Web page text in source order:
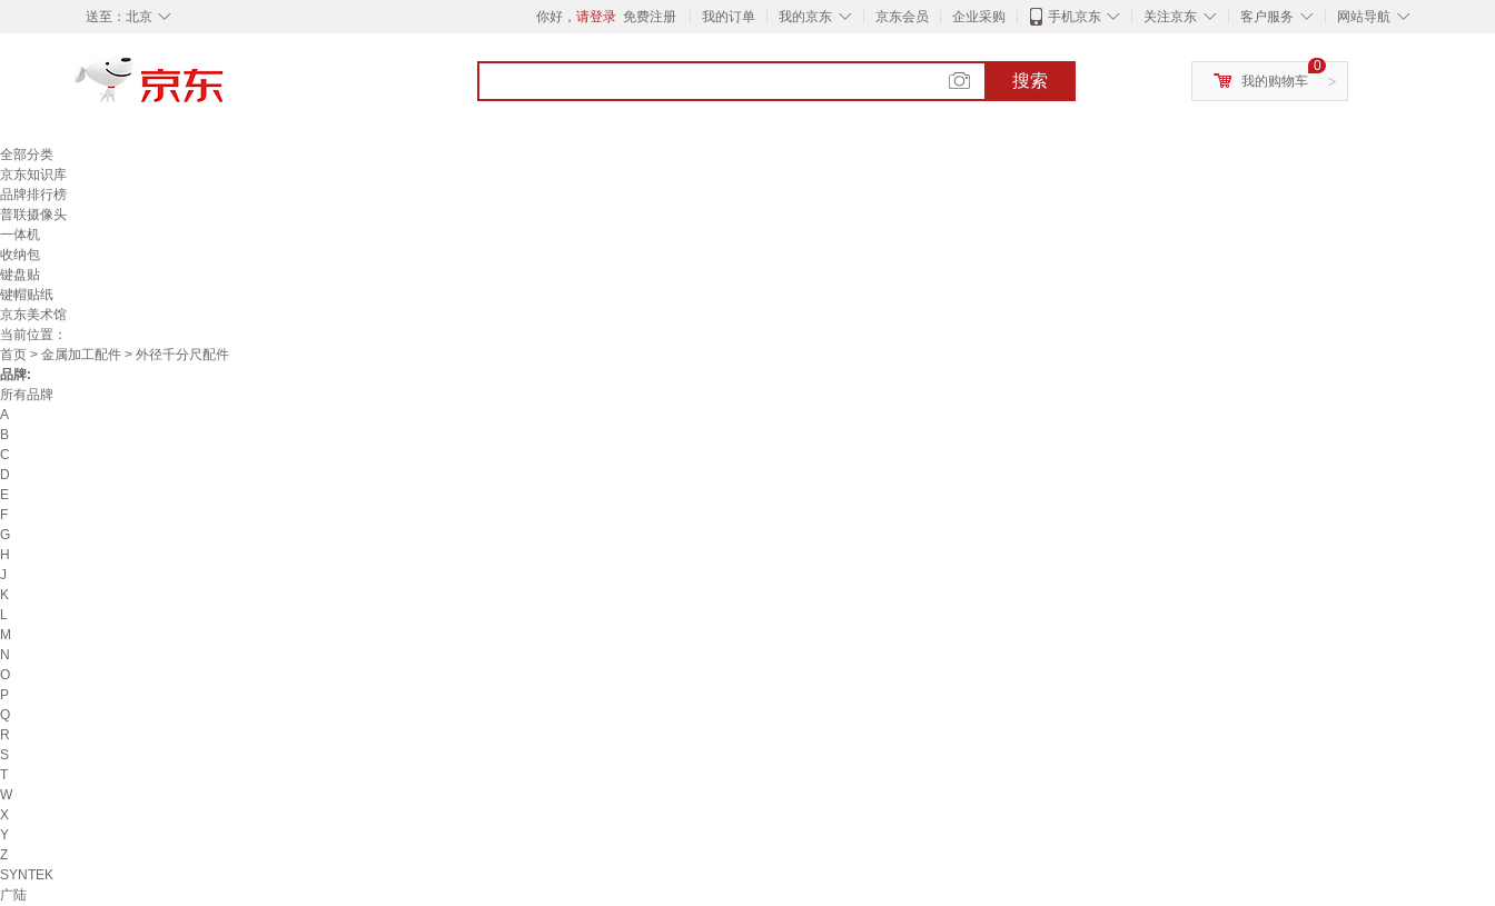
◇
送至： 北京 你好， 请登录 免费注册 我的订单 ◇
我的京东 京东会员 企业采购 ◇
手机京东 ◇
关注京东 ◇
客户服务 ◇
网站导航
搜索 >
0
我的购物车
全部分类
京东知识库
品牌排行榜
普联摄像头
一体机
收纳包
键盘贴
键帽贴纸
京东美术馆
当前位置：
首页 > 金属加工配件 > 外径千分尺配件
品牌:
所有品牌
A
B
C
D
E
F
G
H
J
K
L
M
N
O
P
Q
R
S
T
W
X
Y
Z
SYNTEK
广陆